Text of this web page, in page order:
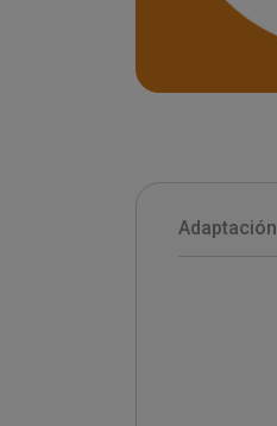
Adaptación